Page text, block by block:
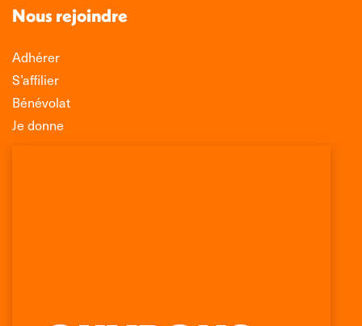
Nous rejoindre
Adhérer
S’affilier
Bénévolat
Je donne